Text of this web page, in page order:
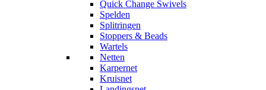
Quick Change Swivels
Spelden
Splitringen
Stoppers & Beads
Wartels
Netten
Karpernet
Kruisnet